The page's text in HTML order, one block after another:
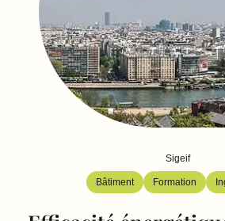
Sigeif
Bâtiment Formation